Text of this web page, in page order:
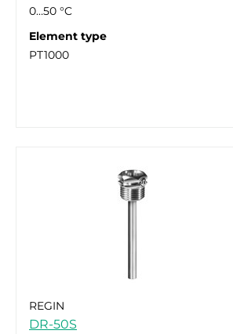
0…50 °C
Element type
PT1000
REGIN
DR-50S